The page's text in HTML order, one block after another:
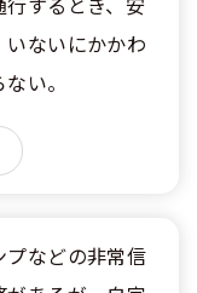
ないにかかわ
い。
などの非常信